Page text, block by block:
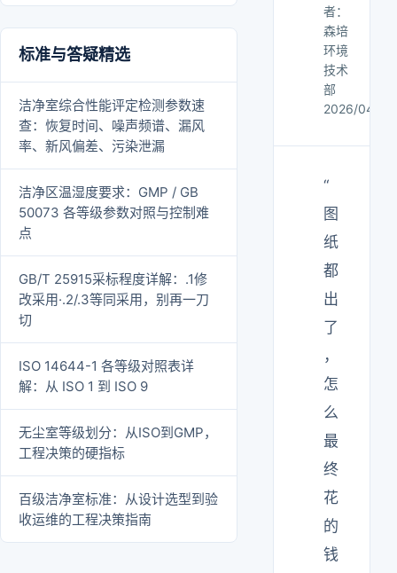
标准与答疑精选
洁净室综合性能评定检测参数速
查：恢复时间、噪声频谱、漏风
率、新风偏差、污染泄漏
洁净区温湿度要求：GMP / GB
50073 各等级参数对照与控制难
点
GB/T 25915采标程度详解：.1修
改采用·.2/.3等同采用，别再一刀
切
ISO 14644-1 各等级对照表详
解：从 ISO 1 到 ISO 9
无尘室等级划分：从ISO到GMP，
工程决策的硬指标
百级洁净室标准：从设计选型到验
收运维的工程决策指南
者：
森培
环境
技术
部
2026/04/14
“
图
纸
都
出
了
，
怎
么
最
终
花
的
钱